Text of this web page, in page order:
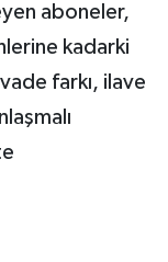
aboneler,
kadarki
farkı, ilave